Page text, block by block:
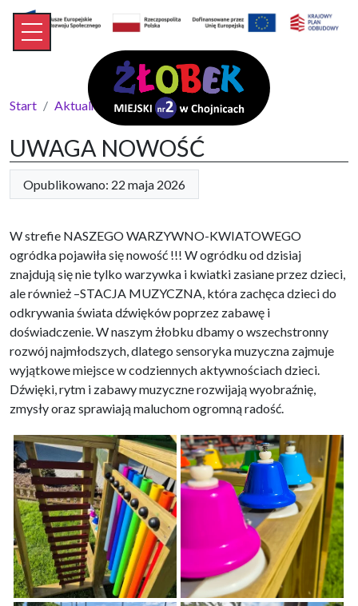
Start Aktualności UWAGA NOWOŚĆ
UWAGA NOWOŚĆ
Opublikowano: 22 maja 2026
W strefie NASZEGO WARZYWNO-KWIATOWEGO
ogródka pojawiła się nowość !!! W ogródku od dzisiaj
znajdują się nie tylko warzywka i kwiatki zasiane przez dzieci,
ale również –STACJA MUZYCZNA, która zachęca dzieci do
odkrywania świata dźwięków poprzez zabawę i
doświadczenie. W naszym żłobku dbamy o wszechstronny
rozwój najmłodszych, dlatego sensoryka muzyczna zajmuje
wyjątkowe miejsce w codziennych aktywnościach dzieci.
Dźwięki, rytm i zabawy muzyczne rozwijają wyobraźnię,
zmysły oraz sprawiają maluchom ogromną radość.